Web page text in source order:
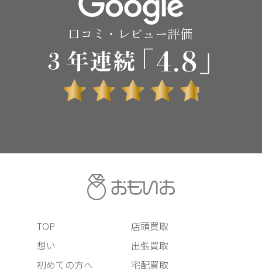
TOP
想い
初めての方へ
店頭買取
出張買取
宅配買取